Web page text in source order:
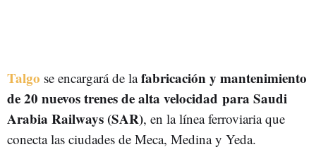
Talgo se encargará de lafabricación y mantenimiento
de 20 nuevos trenes de alta velocidad para Saudi
Arabia Railways (SAR), en la línea ferroviaria que
conecta las ciudades de Meca, Medina y Yeda.